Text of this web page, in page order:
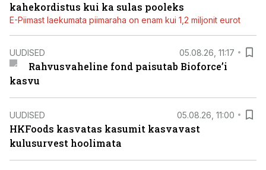
kahekordistus kui ka sulas pooleks
E-Piimast laekumata piimaraha on enam kui 1,2 miljonit eurot
UUDISED 05.08.26, 11:17
Rahvusvaheline fond paisutab Bioforce’i
kasvu
UUDISED 05.08.26, 11:00
HKFoods kasvatas kasumit kasvavast
kulusurvest hoolimata